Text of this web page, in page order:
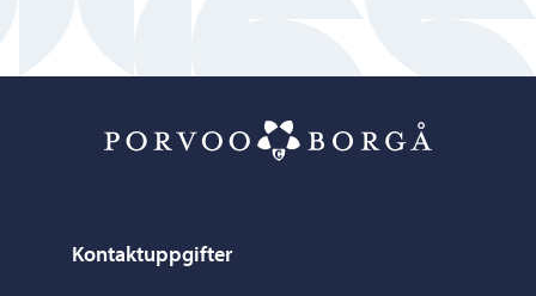
Kontaktuppgifter